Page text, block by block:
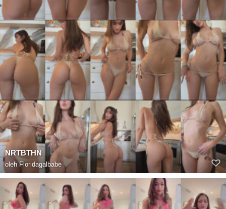
NRTBTHN
olehFloridagalbabe